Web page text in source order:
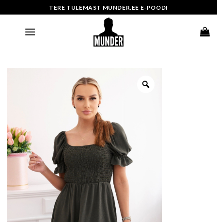
to
TERE TULEMAST MUNDER.EE E-POODI